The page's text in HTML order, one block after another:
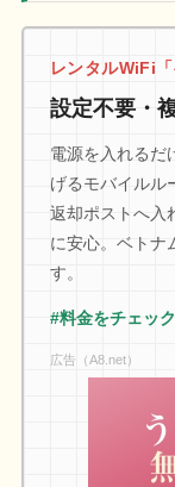
レンタルWiFi「
設定不要・
電源を入れるだ
げるモバイルル
返却ポストへ入
に安心。ベトナ
す。
#料金をチェッ
広告（A8.net）